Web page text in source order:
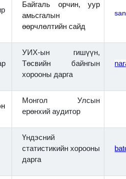
Байгаль орчин, уур
амьсгалын
өөрчлөлтийн сайд
УИХ-ын гишүүн,
Төсвийн байнгын
хорооны дарга
Монгол Улсын
ерөнхий аудитор
Үндэсний
статистикийн хорооны
дарга